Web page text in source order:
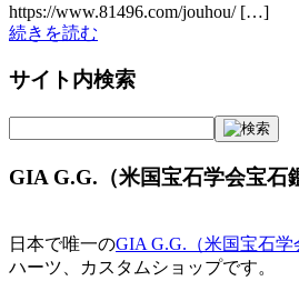
https://www.81496.com/jouhou/ […]
続きを読む
サイト内検索
GIA G.G.（米国宝石学会宝石
日本で唯一のGIA G.G.（米国宝石学
ハーツ、カスタムショップです。